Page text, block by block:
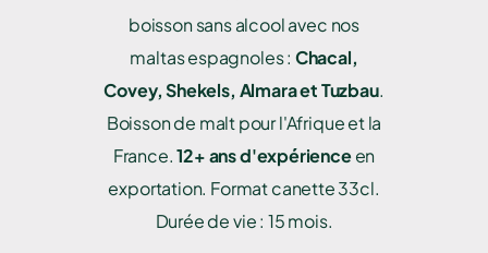
boisson sans alcool avec nos
maltas espagnoles : Chacal,
Covey, Shekels, Almara et Tuzbau.
Boisson de malt pour l'Afrique et la
France.12+ ans d'expérienceen
exportation. Format canette 33cl.
Durée de vie : 15 mois.